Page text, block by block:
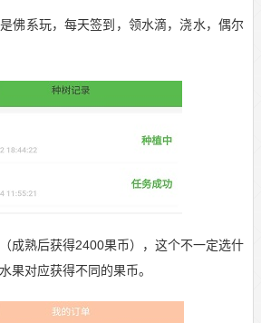
佛系玩，每天签到，领水滴，浇水，偶尔
成熟后获得2400果币），这个不一定选什
果对应获得不同的果币。